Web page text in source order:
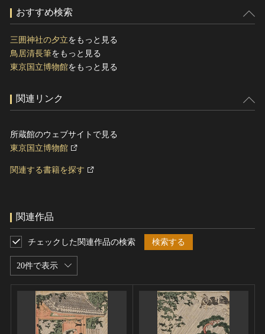
おすすめ検索
三囲神社の夕立をもっと見る
鳥居清長筆をもっと見る
東京国立博物館をもっと見る
関連リンク
所蔵館のウェブサイトで見る
東京国立博物館
関連する書籍を探す
関連作品
20件で表示
チェックした関連作品の検索 検索する